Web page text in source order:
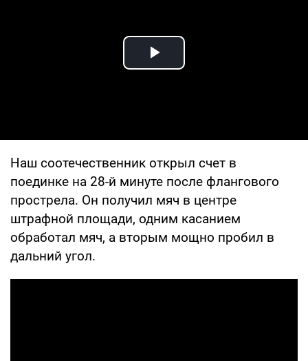
Play Video
Наш соотечественник открыл счет в
поединке на 28-й минуте после флангового
прострела. Он получил мяч в центре
штрафной площади, одним касанием
обработал мяч, а вторым мощно пробил в
дальний угол.